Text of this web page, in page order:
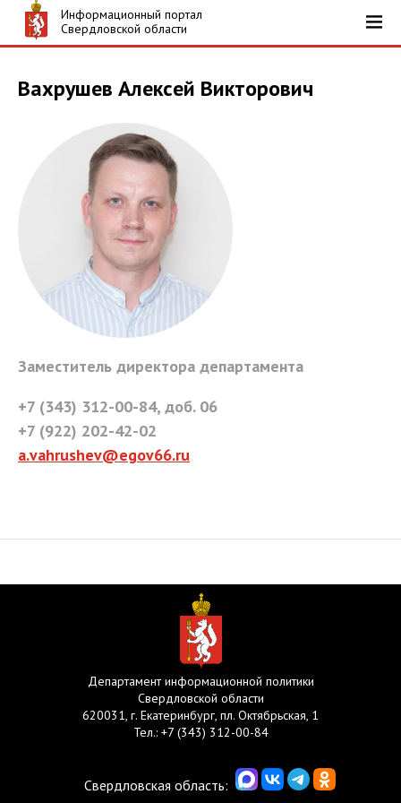
Информационный портал
Свердловской области
Вахрушев Алексей Викторович
Заместитель директора департамента
+7 (343) 312-00-84, доб. 06
+7 (922) 202-42-02
a.vahrushev@egov66.ru
Департамент информационной политики
Свердловской области
620031, г. Екатеринбург, пл. Октябрьская, 1
Тел.: +7 (343) 312-00-84
Свердловская область: